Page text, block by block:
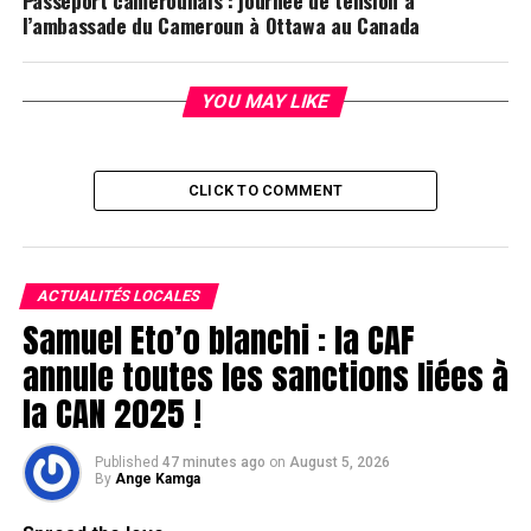
l’ambassade du Cameroun à Ottawa au Canada
YOU MAY LIKE
CLICK TO COMMENT
ACTUALITÉS LOCALES
Samuel Eto’o blanchi : la CAF
annule toutes les sanctions liées à
la CAN 2025 !
Published 47 minutes ago on August 5, 2026
By Ange Kamga